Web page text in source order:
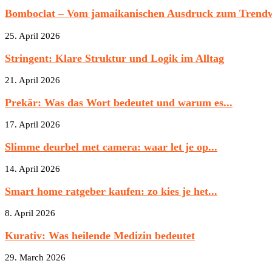
Bomboclat – Vom jamaikanischen Ausdruck zum
25. April 2026
Stringent: Klare Struktur und Logik im Alltag
21. April 2026
Prekär: Was das Wort bedeutet und warum es...
17. April 2026
Slimme deurbel met camera: waar let je op...
14. April 2026
Smart home ratgeber kaufen: zo kies je het...
8. April 2026
Kurativ: Was heilende Medizin bedeutet
29. March 2026